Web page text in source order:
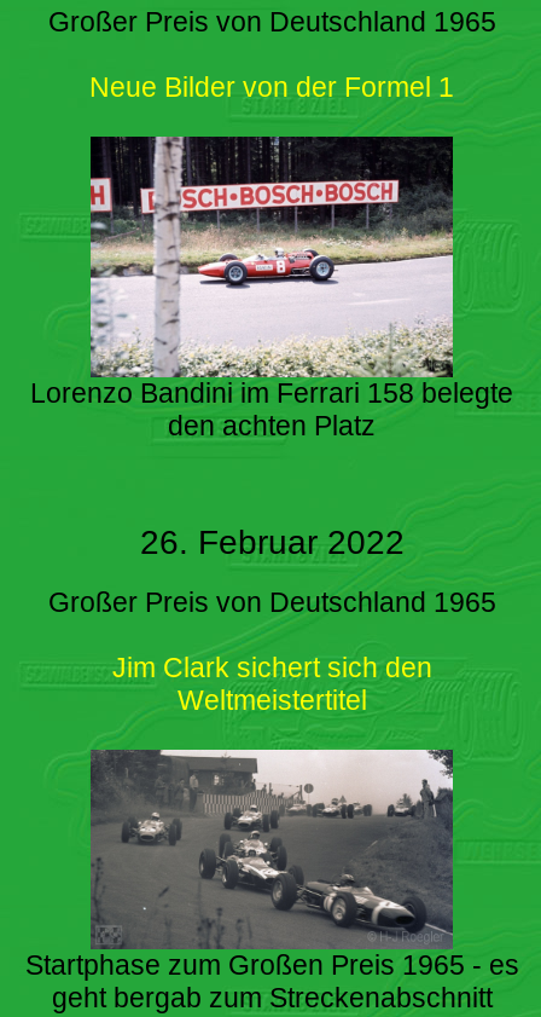
Großer Preis von Deutschland 1965
Neue Bilder von der Formel 1
Lorenzo Bandini im Ferrari 158 belegte
den achten Platz
26. Februar 2022
Großer Preis von Deutschland 1965
Jim Clark sichert sich den
Weltmeistertitel
Startphase zum Großen Preis 1965 - es
geht bergab zum Streckenabschnitt